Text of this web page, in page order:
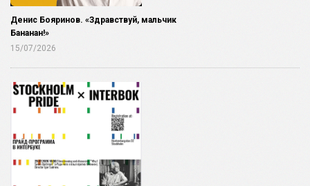
Денис Бояринов. «Здравствуй, мальчик
Бананан!»
15/07/2026